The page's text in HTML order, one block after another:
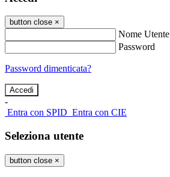
button close ×
Nome Utente
Password
Password dimenticata?
-
Entra con SPID Entra con CIE
Seleziona utente
button close ×